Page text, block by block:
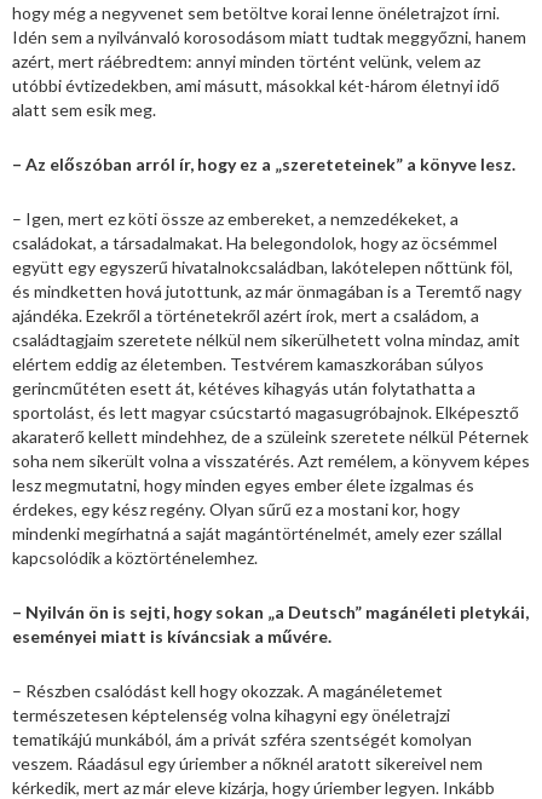
hogy még a negyvenet sem betöltve korai lenne önéletrajzot írni.
Idén sem a nyilvánvaló korosodásom miatt tudtak meggyőzni, hanem
azért, mert ráébredtem: annyi minden történt velünk, velem az
utóbbi évtizedekben, ami másutt, másokkal két-három életnyi idő
alatt sem esik meg.
– Az előszóban arról ír, hogy ez a „szereteteinek” a könyve lesz.
– Igen, mert ez köti össze az embereket, a nemzedékeket, a
családokat, a társadalmakat. Ha belegondolok, hogy az öcsémmel
együtt egy egyszerű hivatalnokcsaládban, lakótelepen nőttünk föl,
és mindketten hová jutottunk, az már önmagában is a Teremtő nagy
ajándéka. Ezekről a történetekről azért írok, mert a családom, a
családtagjaim szeretete nélkül nem sikerülhetett volna mindaz, amit
elértem eddig az életemben. Testvérem kamaszkorában súlyos
gerincműtéten esett át, kétéves kihagyás után folytathatta a
sportolást, és lett magyar csúcstartó magasugróbajnok. Elképesztő
akaraterő kellett mindehhez, de a szüleink szeretete nélkül Péternek
soha nem sikerült volna a visszatérés. Azt remélem, a könyvem képes
lesz megmutatni, hogy minden egyes ember élete izgalmas és
érdekes, egy kész regény. Olyan sűrű ez a mostani kor, hogy
mindenki megírhatná a saját magántörténelmét, amely ezer szállal
kapcsolódik a köztörténelemhez.
– Nyilván ön is sejti, hogy sokan „a Deutsch” magánéleti pletykái,
eseményei miatt is kíváncsiak a művére.
– Részben csalódást kell hogy okozzak. A magánéletemet
természetesen képtelenség volna kihagyni egy önéletrajzi
tematikájú munkából, ám a privát szféra szentségét komolyan
veszem. Ráadásul egy úriember a nőknél aratott sikereivel nem
kérkedik, mert az már eleve kizárja, hogy úriember legyen. Inkább